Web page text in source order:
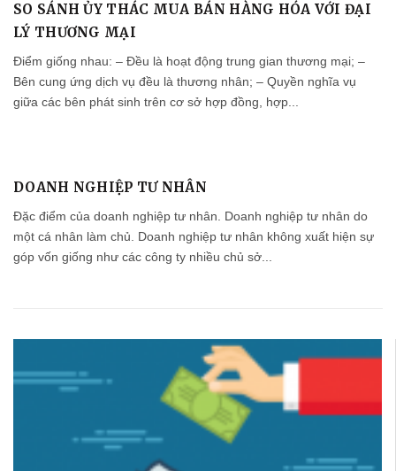
SO SÁNH ỦY THÁC MUA BÁN HÀNG HÓA VỚI ĐẠI
LÝ THƯƠNG MẠI
Điểm giống nhau: – Đều là hoạt động trung gian thương mại; –
Bên cung ứng dịch vụ đều là thương nhân; – Quyền nghĩa vụ
giữa các bên phát sinh trên cơ sở hợp đồng, hợp...
DOANH NGHIỆP TƯ NHÂN
Đặc điểm của doanh nghiệp tư nhân. Doanh nghiệp tư nhân do
một cá nhân làm chủ. Doanh nghiệp tư nhân không xuất hiện sự
góp vốn giống như các công ty nhiều chủ sở...